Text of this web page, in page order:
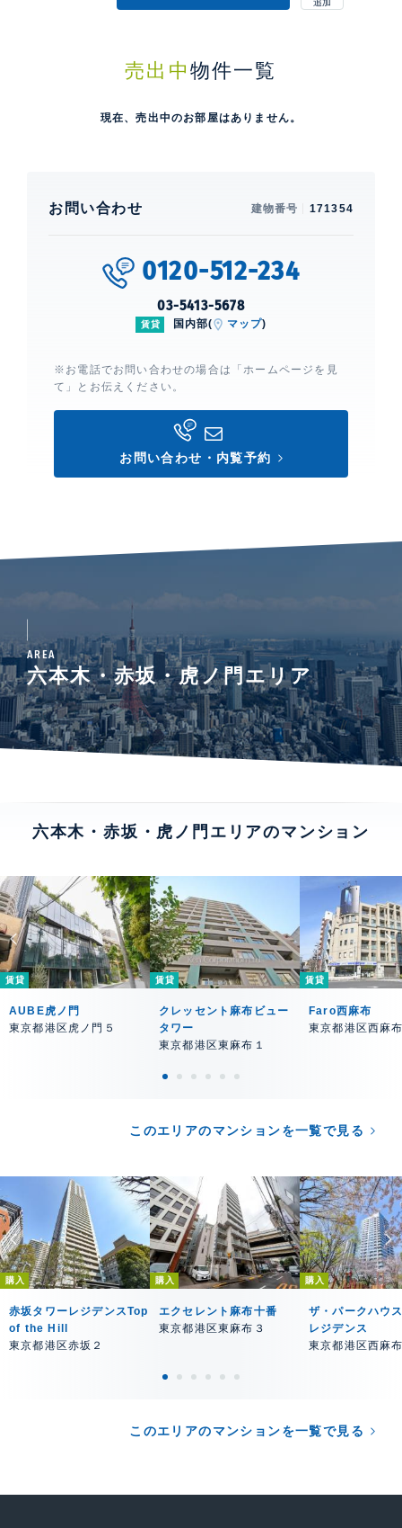
売出中 物件一覧
現在、売出中のお部屋はありません。
お問い合わせ 建物番号 171354
0120-512-234
03-5413-5678
賃貸 国内部( マップ)
※お電話でお問い合わせの場合は「ホームページを見
て」とお伝えください。
お問い合わせ・内覧予約
AREA
六本木・赤坂・虎ノ門エリア
六本木・赤坂・虎ノ門エリアのマンション
賃貸
AUBE虎ノ門
東京都港区虎ノ門５
賃貸
クレッセント麻布ビュー
タワー
東京都港区東麻布１
賃貸
Faro西麻布
東京都港区西麻
このエリアのマンションを一覧で見る
購入
赤坂タワーレジデンスTop
of the Hill
東京都港区赤坂２
購入
エクセレント麻布十番
東京都港区東麻布３
購入
ザ・パークハウ
レジデンス
東京都港区西麻
このエリアのマンションを一覧で見る